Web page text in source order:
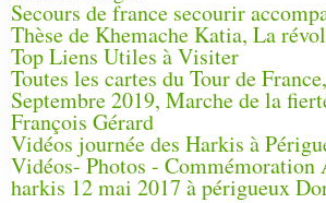
Secours de france secourir
Thèse de Khemache Katia, La
Top Liens Utiles à Visiter
Toutes les cartes du Tour de
Septembre 2019, Marche de la
François Gérard
Vidéos journée des Harkis à
Vidéos- Photos - Commémoration
harkis 12 mai 2017 à périgueux